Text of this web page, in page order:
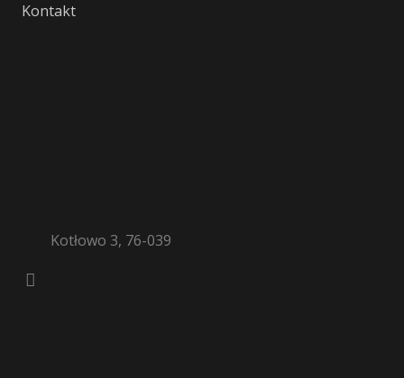
Kontakt
Kotłowo 3, 76-039